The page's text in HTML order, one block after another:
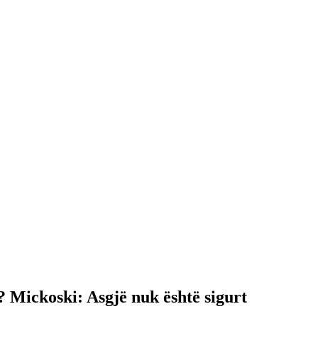
Mickoski: Asgjë nuk është sigurt